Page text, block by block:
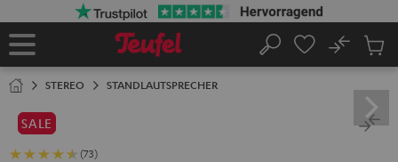
Startseite
Suche
No
STEREO STANDLAUTSPRECHER
SALE
(73)